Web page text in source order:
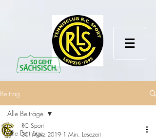
Beitrag
Alle Beiträge
Alle Beiträge
RC Sport
30. März 2019 1 Min. Lesezeit